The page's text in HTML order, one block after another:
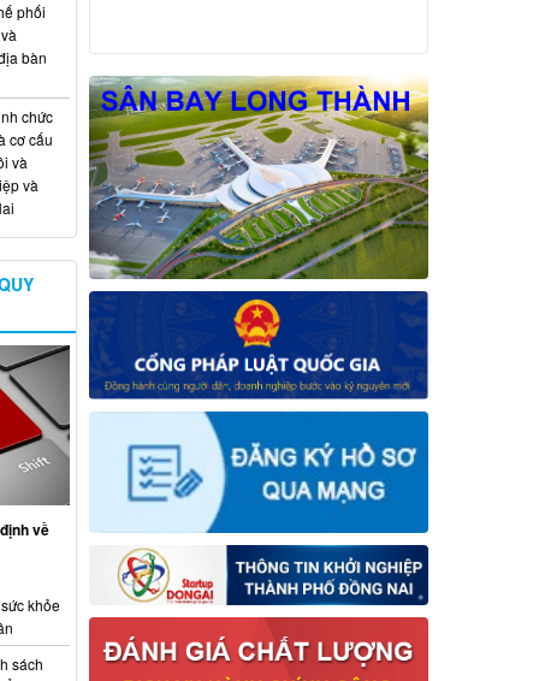
phối
bàn
chức
cơ cấu
và
và
về
khỏe
sách